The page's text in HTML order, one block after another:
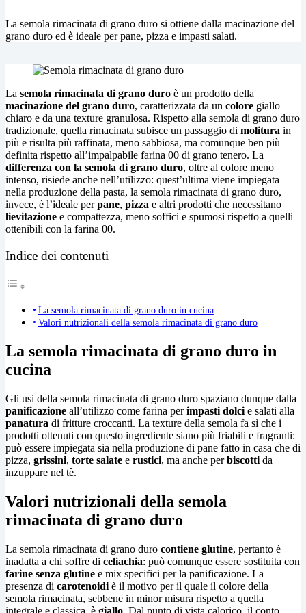
La semola rimacinata di grano duro si ottiene dalla macinazione del
grano duro ed è ideale per pane, pizza e impasti salati.
La semola rimacinata di grano duro è un prodotto della
macinazione del grano duro, caratterizzata da un colore giallo
chiaro e da una texture granulosa. Rispetto alla semola di grano duro
tradizionale, quella rimacinata subisce un passaggio di molitura in
più e risulta più raffinata, meno sabbiosa, ma comunque ben più
definita rispetto all’impalpabile farina 00 di grano tenero. La
differenza con la semola di grano duro, oltre al colore meno
intenso, risiede anche nell’utilizzo: quest’ultima viene impiegata
nella produzione della pasta, la semola rimacinata di grano duro,
invece, è l’ideale perpane, pizza e altri prodotti che necessitano
lievitazione e compattezza, meno soffici e spumosi rispetto a quelli
ottenibili con la farina 00.
Indice dei contenuti
La semola rimacinata di grano duro in cucina
Valori nutrizionali della semola rimacinata di grano duro
La semola rimacinata di grano duro in
cucina
Gli usi della semola rimacinata di grano duro spaziano dunque dalla
panificazione all’utilizzo come farina perimpasti dolci e salati alla
panatura di fritture croccanti. La texture della semola fa sì che i
prodotti ottenuti con questo ingrediente siano più friabili e fragranti:
può essere impiegata sia nella produzione di pane fatto in casa che di
pizza, grissini, torte salate e rustici, ma anche perbiscotti da
inzuppare nel tè.
Valori nutrizionali della semola
rimacinata di grano duro
La semola rimacinata di grano duro contiene glutine, pertanto è
inadatta a chi soffre di celiachia: può comunque essere sostituita con
farine senza glutine e mix specifici per la panificazione. La
presenza di carotenoidi è il motivo per il quale il colore della
semola rimacinata, sebbene in minor misura rispetto a quella
integrale e classica, è giallo . Dal punto di vista calorico, il conto